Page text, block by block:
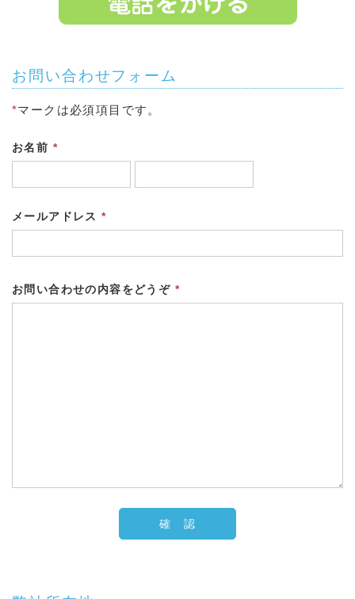
お問い合わせフォーム
*マークは必須項目です。
お名前 *
メールアドレス*
お問い合わせの内容をどうぞ *